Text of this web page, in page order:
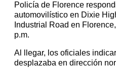
Policía de Florence
automovilístico en Dixie
Industrial Road en
p.m.
Al llegar, los oficiales
desplazaba en dirección